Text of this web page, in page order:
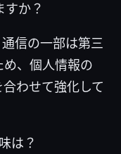
すか？
信の一部は第三
、個人情報の
わせて強化して
は？